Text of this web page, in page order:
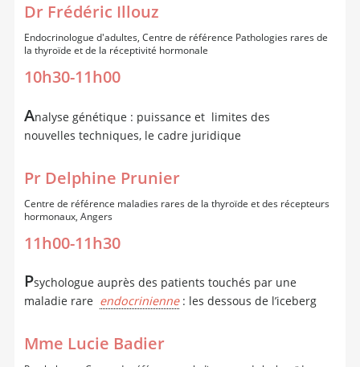
Dr Frédéric Illouz
Endocrinologue d'adultes, Centre de référence Pathologies rares de
la thyroïde et de la réceptivité hormonale
10h30-11h00
Analyse génétique : puissance et limites des
nouvelles techniques, le cadre juridique
Pr Delphine Prunier
Centre de référence maladies rares de la thyroïde et des récepteurs
hormonaux, Angers
11h00-11h30
Psychologue auprès des patients touchés par une
maladie rare endocrinienne: les dessous de l’iceberg
Mme Lucie Badier